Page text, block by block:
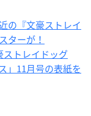
の『文豪ストレイ
ターが！
ストレイドッグ
」11月号の表紙を